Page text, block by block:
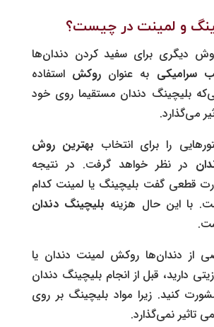
و لمینت در چیست؟
دیگری برای سفید کردن دندان‌ها
سرامیکی به عنوان روکش استفاده
بلیچینگ دندان مستقیما روی خود
می‌گذارد.
را برای انتخاب بهترین روش
در نظر خواهد گرفت. در نتیجه
قطعی گفت بلیچینگ یا لمینت کدام
با این حال هزینه بلیچینگ دندان
از دندان‌ها روکش لمینت دندان یا
دارید، قبل از انجام بلیچینگ دندان
کنید. زیرا مواد بلیچینگ بر روی
تاثیر نمی‌گذارد.